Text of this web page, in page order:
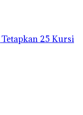
Tetapkan 25 Kursi